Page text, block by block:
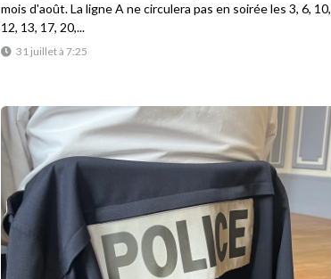
31 juillet à 7:25
mois d'août. La ligne A ne circulera pas en soirée les 3, 6, 10,
12, 13, 17, 20,...